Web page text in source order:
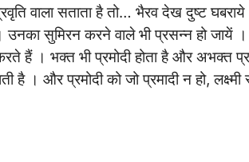
वाला सताता है तो… भैरव देख दुष्ट घबराये
उनका सुमिरन करने वाले भी प्रसन्न हो जायें ।
हैं । भक्त भी प्रमोदी होता है और अभक्त
और प्रमोदी को जो प्रमादी न हो, लक्ष्मी